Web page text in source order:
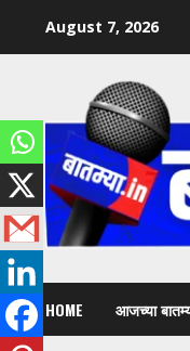
August 7, 2026
HOME आजच्या